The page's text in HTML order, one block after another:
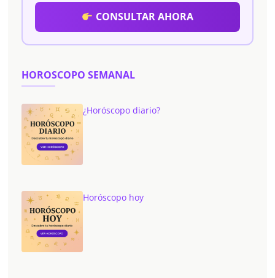
CONSULTAR AHORA
HOROSCOPO SEMANAL
¿Horóscopo diario?
Horóscopo hoy